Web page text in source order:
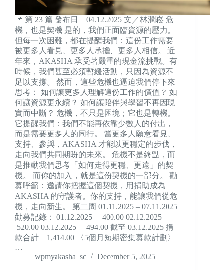
📌 第 23 篇 發布日 04.12.2025 文／林潤崧 危
機，也是契機 是的，我們正面臨資源的壓力。
但每一次困難，都在提醒我們：這份工作需要
被更多人看見、更多人承擔、更多人相信。 近
年來，AKASHA 承受著嚴重的現金流挑戰。有
時候，我們甚至必須暫緩活動，只因為資源不
足以支撐。 然而，這些危機也逼迫我們停下來
思考： 如何讓更多人理解這份工作的價值？ 如
何讓資源更永續？ 如何讓陪伴與學習不再因現
實而中斷？ 危機，不只是困境；它也是轉機。
它提醒我們：我們不能再依靠少數人的付出，
而是需要更多人的同行。 當更多人願意看見、
支持、參與，AKASHA 才能以更穩定的步伐，
走向我們共同期盼的未來。 危機不是終點，而
是推動我們思考「如何走得更穩、更遠」的契
機。 而你的加入，就是這份契機的一部分。 勸
募呼籲：邀請你把握這個契機，用捐助成為
AKASHA 的守護者。你的支持，能讓我們從危
機，走向新生。 第二周 01.11.2025 – 07.11.2025
勸募記錄： 01.12.2025 400.00 02.12.2025
520.00 03.12.2025 494.00 截至 03.12.2025 捐
款合計 1,414.00 〈5個月短期密集募款計劃〉
…
wpmyakasha_sc
December 5, 2025